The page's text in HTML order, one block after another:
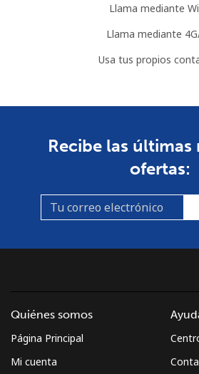
Llama mediante
Llama mediante
Usa tus propios
Recibe las últimas
ofertas:
Quiénes somos
Página Principal
Mi cuenta